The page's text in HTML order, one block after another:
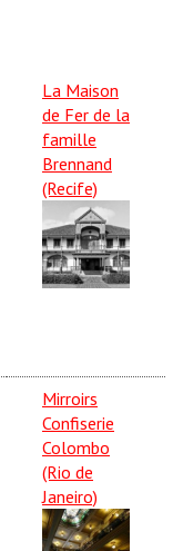
La Maison
de Fer de la
famille
Brennand
(Recife)
Mirroirs
Confiserie
Colombo
(Rio de
Janeiro)